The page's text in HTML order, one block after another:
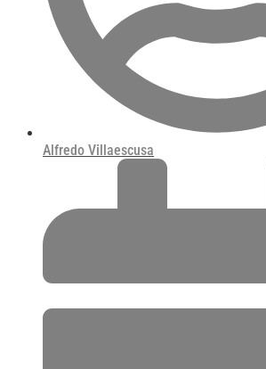
Alfredo Villaescusa